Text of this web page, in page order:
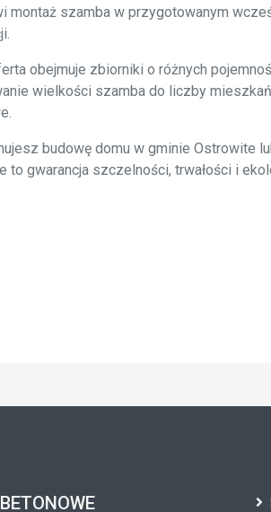
montaż szamba w przygotowanym
obejmuje zbiorniki o różnych
wielkości szamba do liczby
budowę domu w gminie Ostrowite
to gwarancja szczelności, trwałości i